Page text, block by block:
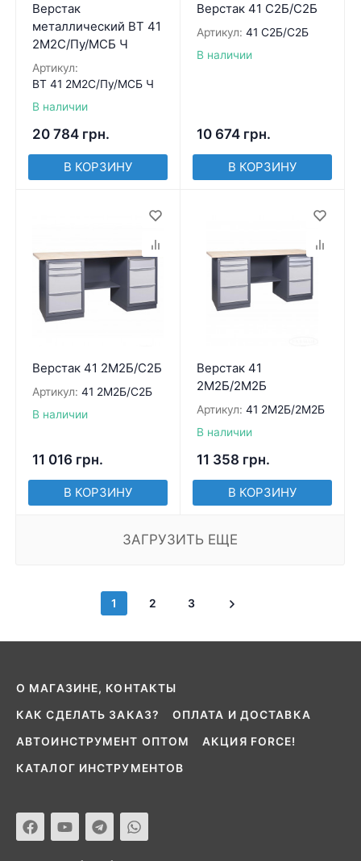
Верстак
металлический ВТ 41
2М2С/Пу/МСБ Ч
Артикул:
ВТ 41 2М2С/Пу/МСБ Ч
В наличии
20 784 грн.
В КОРЗИНУ
Верстак 41 С2Б/С2Б
Артикул: 41 С2Б/С2Б
В наличии
10 674 грн.
В КОРЗИНУ
Верстак 41 2М2Б/С2Б
Артикул: 41 2М2Б/С2Б
В наличии
11 016 грн.
В КОРЗИНУ
Верстак 41
2М2Б/2М2Б
Артикул: 41 2М2Б/2М2Б
В наличии
11 358 грн.
В КОРЗИНУ
ЗАГРУЗИТЬ ЕЩЕ
1 2 3
О МАГАЗИНЕ, КОНТАКТЫ
КАК СДЕЛАТЬ ЗАКАЗ? ОПЛАТА И ДОСТАВКА
АВТОИНСТРУМЕНТ ОПТОМ АКЦИЯ FORCE!
КАТАЛОГ ИНСТРУМЕНТОВ